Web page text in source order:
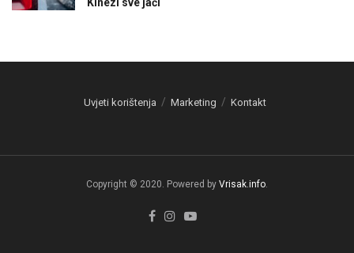
Uvjeti korištenja Marketing Kontakt
Copyright © 2020. Powered by Vrisak.info.